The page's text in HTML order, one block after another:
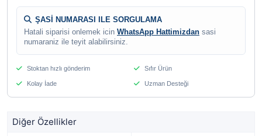
ŞASİ NUMARASI ILE SORGULAMA
Hatali siparisi onlemek icin WhatsApp Hattimizdan sasi
numaraniz ile teyit alabilirsiniz.
Stoktan hızlı gönderim Sıfır Ürün
Kolay İade Uzman Desteği
Diğer Özellikler